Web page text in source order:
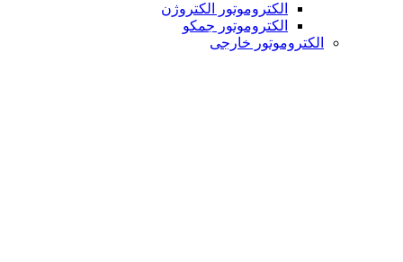
الکتروموتور الکتروژن
الکتروموتور جمکو
الکتروموتور خارجی